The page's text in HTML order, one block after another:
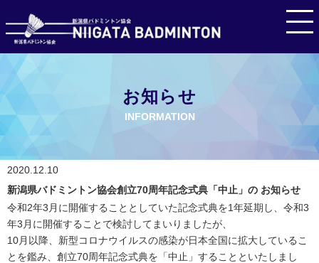
お知らせ
INFORMATION
2020.12.10
新潟県バドミントン協会創立70周年記念式典「中止」の お知らせ
令和2年3月に開催することとしていた記念式典を1年延期し、令和3
年3月に開催することで検討してまいりましたが、
10月以降、新型コロナウイルスの感染が日本全国に拡大しているこ
とを鑑み、創立70周年記念式典を「中止」することといたしまし